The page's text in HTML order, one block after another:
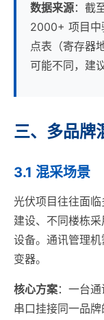
数据来源：截
2000+ 项目中
点表（寄存器
可能不同，建
三、多品牌
3.1 混采场景
光伏项目往往面
建设、不同楼栋
设备。通讯管理
变器。
核心方案：一台
串口挂接同一品